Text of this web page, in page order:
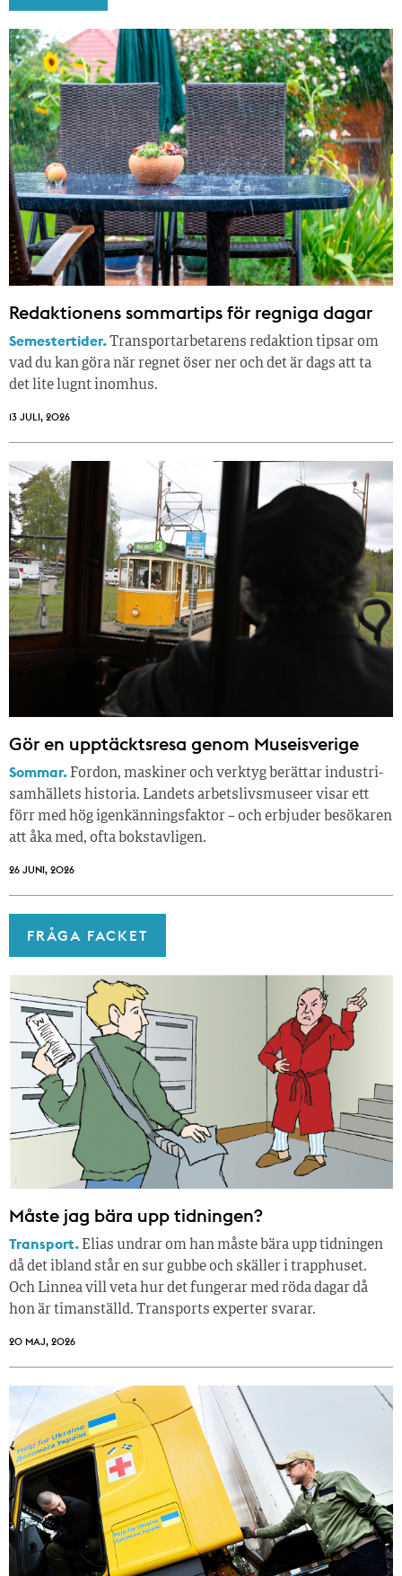
Redaktionens sommar­tips för regniga dagar
Semestertider.Transportarbetarens redaktion tipsar om
vad du kan göra när regnet öser ner och det är dags att ta
det lite lugnt inomhus.
13 JULI, 2026
Gör en upptäcktsresa genom Museisverige
Sommar. Fordon, maskiner och verktyg berättar industri­
samhällets historia. Landets arbetslivsmuseer visar ett
förr med hög igenkänningsfaktor – och erbjuder besökaren
att åka med, ofta bokstavligen.
26 JUNI, 2026
FRÅGA FACKET
Måste jag bära upp tidningen?
Transport. Elias undrar om han måste bära upp tidningen
då det ibland står en sur gubbe och skäller i trapphuset.
Och Linnea vill veta hur det fungerar med röda dagar då
hon är timanställd. Transports experter svarar.
20 MAJ, 2026